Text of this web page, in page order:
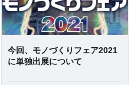
今回、モノづくりフェア2021
に単独出展について